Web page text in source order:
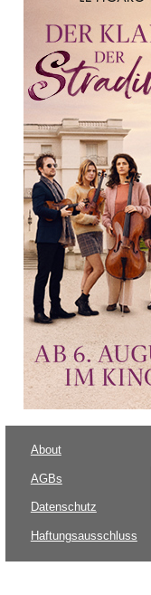
About
AGBs
Datenschutz
Haftungsausschluss